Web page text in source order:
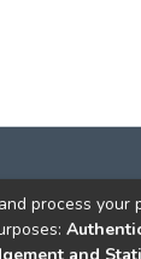
process your